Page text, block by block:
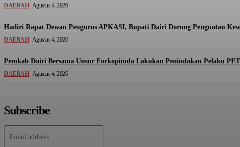
DAERAH Agustus 4, 2026
Hadiri Rapat Dewan Pengurus APKASI, Bupati Dairi Dorong Penguatan
DAERAH Agustus 4, 2026
Pemkab Dairi Bersama Unsur Forkopimda Lakukan Penindakan Pelaku
DAERAH Agustus 4, 2026
Subscribe